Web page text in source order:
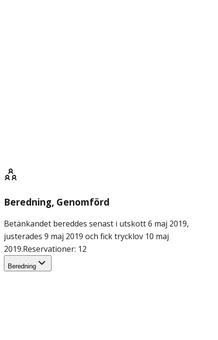
Beredning, Genomförd
Betänkandet bereddes senast i utskott 6 maj 2019,
justerades 9 maj 2019 och fick trycklov 10 maj
2019.Reservationer: 12
Beredning